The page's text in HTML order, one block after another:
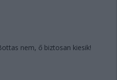
nem, ő biztosan kiesik!